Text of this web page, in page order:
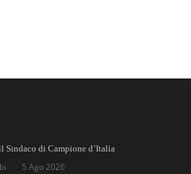
Sindaco di Campione d’Italia
5 Ago 2026